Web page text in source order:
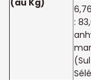
: